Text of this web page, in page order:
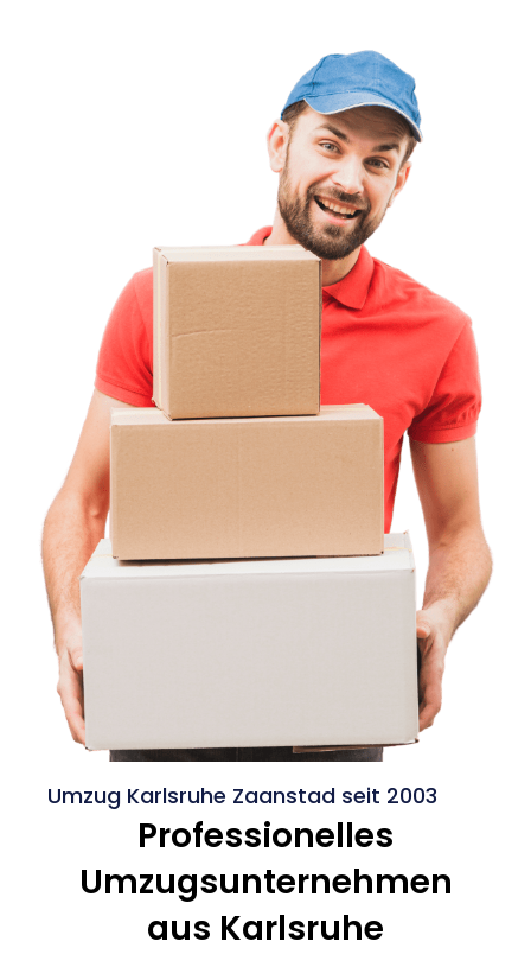
Umzug Karlsruhe Zaanstad seit 2003
Professionelles
Umzugsunternehmen
aus Karlsruhe